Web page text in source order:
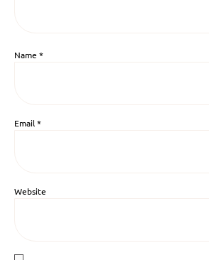
Name *
Email*
Website